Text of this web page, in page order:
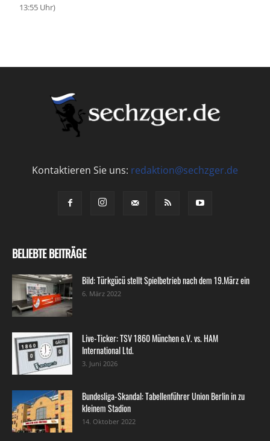
13:55 Uhr)
Kontaktieren Sie uns: redaktion@sechzger.de
BELIEBTE BEITRÄGE
Bild: Türkgücü stellt Spielbetrieb nach dem 19.März ein
6. März 2022
Live-Ticker: TSV 1860 München e.V. vs. HAM
International Ltd.
3. Juni 2026
Bundesliga-Skandal: Tabellenführer Union Berlin in zu
kleinem Stadion
14. Oktober 2022